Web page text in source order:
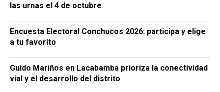
las urnas el 4 de octubre
Encuesta Electoral Conchucos 2026: participa y elige
a tu favorito
Guido Mariños en Lacabamba prioriza la conectividad
vial y el desarrollo del distrito